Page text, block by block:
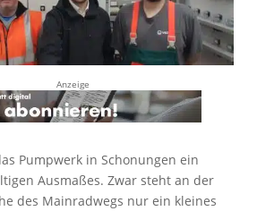
Anzeige
Pumpwerk in Schonungen ein
Ausmaßes. Zwar steht an der
des Mainradwegs nur ein kleines